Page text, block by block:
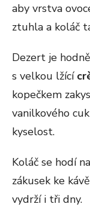
aby vrstva
ztuhla a koláč
Dezert je
s velkou lžící
kopečkem
vanilkového
kyselost.
Koláč se hodí
zákusek ke
vydrží i tři dny.